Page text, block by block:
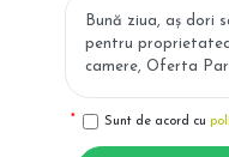
Sunt de acord cu